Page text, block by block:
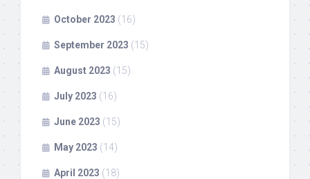
October 2023 (16)
September 2023 (15)
August 2023 (15)
July 2023 (16)
June 2023 (15)
May 2023 (14)
April 2023 (18)